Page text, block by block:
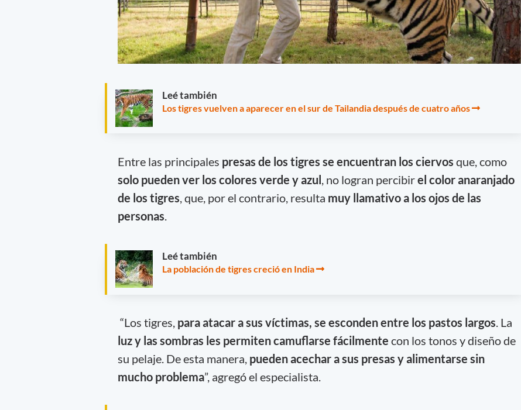
Leé también
Los tigres vuelven a aparecer en el sur de Tailandia después de cuatro años
Entre las principales presas de los tigres se encuentran los ciervos que, como
solo pueden ver los colores verde y azul , no logran percibirel color anaranjado
de los tigres , que, por el contrario, resulta muy llamativo a los ojos de las
personas
Leé también
La población de tigres creció en India
“Los tigres, para atacar a sus víctimas, se esconden entre los pastos largos. La
luz y las sombras les permiten camuflarse fácilmente con los tonos y diseño de
su pelaje. De esta manera, pueden acechar a sus presas y alimentarse sin
mucho problema”, agregó el especialista.